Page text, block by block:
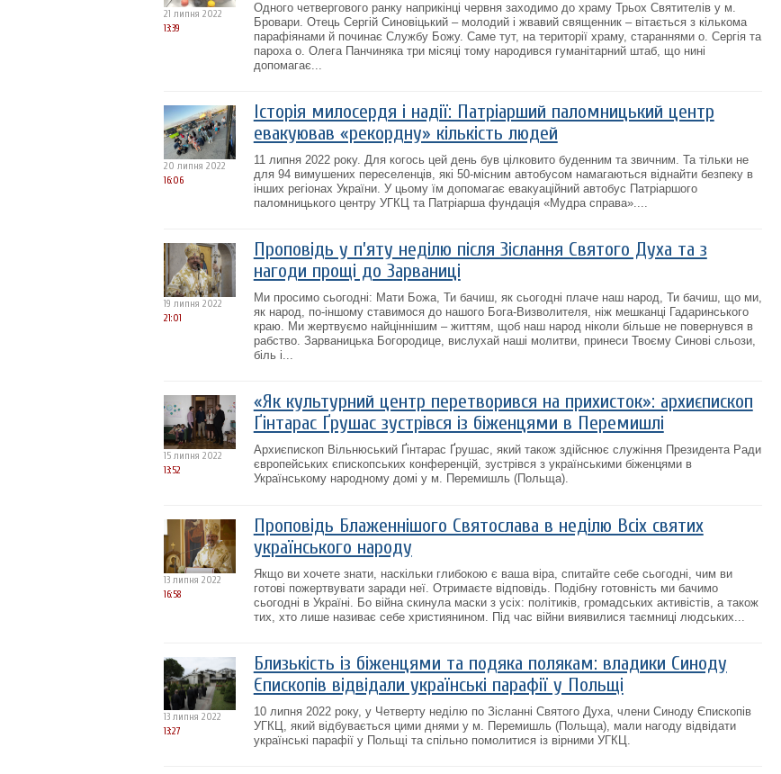
21 липня 2022
13:39
Одного четвергового ранку наприкінці червня заходимо до храму Трьох Святителів у м.
Бровари. Отець Сергій Синовіцький – молодий і жвавий священник – вітається з кількома
парафіянами й починає Службу Божу. Саме тут, на території храму, стараннями о. Сергія та
пароха о. Олега Панчиняка три місяці тому народився гуманітарний штаб, що нині
допомагає...
20 липня 2022
16:06
Історія милосердя і надії: Патріарший паломницький центр
евакуював «рекордну» кількість людей
11 липня 2022 року. Для когось цей день був цілковито буденним та звичним. Та тільки не
для 94 вимушених переселенців, які 50-місним автобусом намагаються віднайти безпеку в
інших регіонах України. У цьому їм допомагає евакуаційний автобус Патріаршого
паломницького центру УГКЦ та Патріарша фундація «Мудра справа»....
19 липня 2022
21:01
Проповідь у п’яту неділю після Зіслання Святого Духа та з
нагоди прощі до Зарваниці
Ми просимо сьогодні: Мати Божа, Ти бачиш, як сьогодні плаче наш народ, Ти бачиш, що ми,
як народ, по-іншому ставимося до нашого Бога-Визволителя, ніж мешканці Гадаринського
краю. Ми жертвуємо найціннішим – життям, щоб наш народ ніколи більше не повернувся в
рабство. Зарваницька Богородице, вислухай наші молитви, принеси Твоєму Синові сльози,
біль і...
15 липня 2022
13:52
«Як культурний центр перетворився на прихисток»: архиєпископ
Ґінтарас Ґрушас зустрівся із біженцями в Перемишлі
Архиєпископ Вільнюський Ґінтарас Ґрушас, який також здійснює служіння Президента Ради
європейських єпископських конференцій, зустрівся з українськими біженцями в
Українському народному домі у м. Перемишль (Польща).
13 липня 2022
16:58
Проповідь Блаженнішого Святослава в неділю Всіх святих
українського народу
Якщо ви хочете знати, наскільки глибокою є ваша віра, спитайте себе сьогодні, чим ви
готові пожертвувати заради неї. Отримаєте відповідь. Подібну готовність ми бачимо
сьогодні в Україні. Бо війна скинула маски з усіх: політиків, громадських активістів, а також
тих, хто лише називає себе християнином. Під час війни виявилися таємниці людських...
13 липня 2022
13:27
Близькість із біженцями та подяка полякам: владики Синоду
Єпископів відвідали українські парафії у Польщі
10 липня 2022 року, у Четверту неділю по Зісланні Святого Духа, члени Синоду Єпископів
УГКЦ, який відбувається цими днями у м. Перемишль (Польща), мали нагоду відвідати
українські парафії у Польщі та спільно помолитися із вірними УГКЦ.